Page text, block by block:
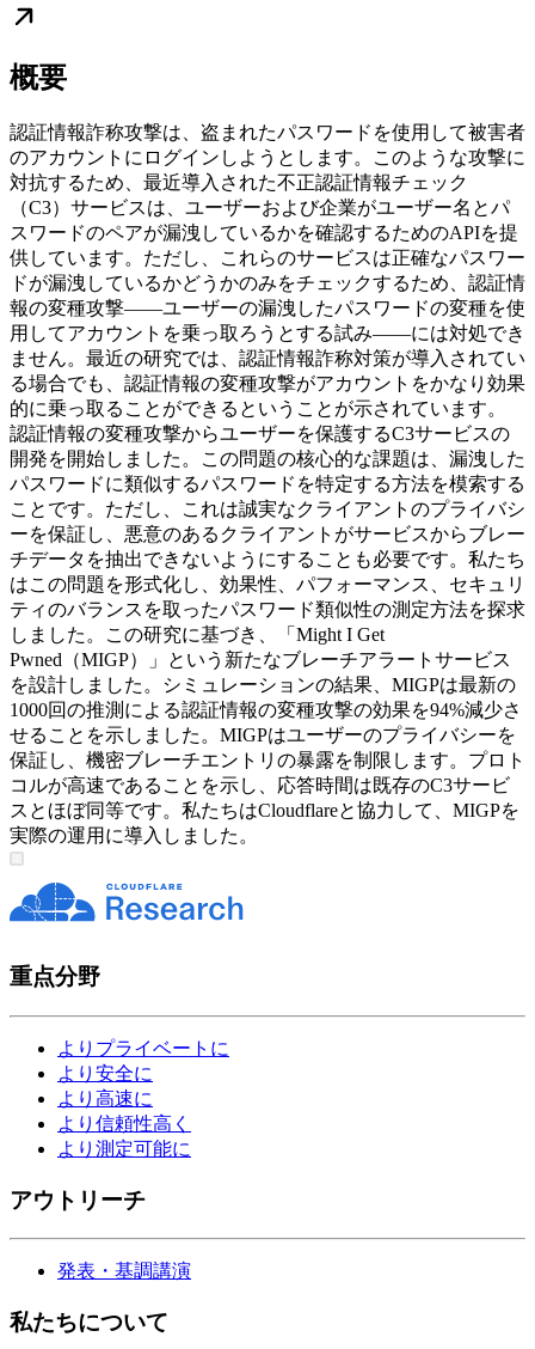
概要
認証情報詐称攻撃は、盗まれたパスワードを使用して被害者
のアカウントにログインしようとします。このような攻撃に
対抗するため、最近導入された不正認証情報チェック
（C3）サービスは、ユーザーおよび企業がユーザー名とパ
スワードのペアが漏洩しているかを確認するためのAPIを提
供しています。ただし、これらのサービスは正確なパスワー
ドが漏洩しているかどうかのみをチェックするため、認証情
報の変種攻撃——ユーザーの漏洩したパスワードの変種を使
用してアカウントを乗っ取ろうとする試み——には対処でき
ません。最近の研究では、認証情報詐称対策が導入されてい
る場合でも、認証情報の変種攻撃がアカウントをかなり効果
的に乗っ取ることができるということが示されています。
認証情報の変種攻撃からユーザーを保護するC3サービスの
開発を開始しました。この問題の核心的な課題は、漏洩した
パスワードに類似するパスワードを特定する方法を模索する
ことです。ただし、これは誠実なクライアントのプライバシ
ーを保証し、悪意のあるクライアントがサービスからブレー
チデータを抽出できないようにすることも必要です。私たち
はこの問題を形式化し、効果性、パフォーマンス、セキュリ
ティのバランスを取ったパスワード類似性の測定方法を探求
しました。この研究に基づき、「Might I Get
Pwned（MIGP）」という新たなブレーチアラートサービス
を設計しました。シミュレーションの結果、MIGPは最新の
1000回の推測による認証情報の変種攻撃の効果を94%減少さ
せることを示しました。MIGPはユーザーのプライバシーを
保証し、機密ブレーチエントリの暴露を制限します。プロト
コルが高速であることを示し、応答時間は既存のC3サービ
スとほぼ同等です。私たちはCloudflareと協力して、MIGPを
実際の運用に導入しました。
重点分野
よりプライベートに
より安全に
より高速に
より信頼性高く
より測定可能に
アウトリーチ
発表・基調講演
私たちについて